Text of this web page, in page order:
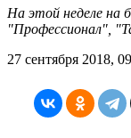
На этой неделе на
"Профессионал",
27 сентября 2018,